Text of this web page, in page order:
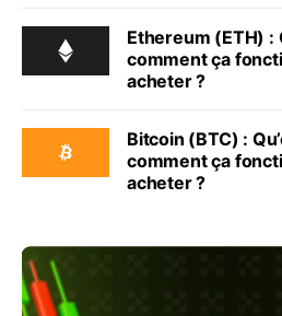
Ethereum (ETH) :
comment ça
acheter ?
Bitcoin (BTC) :
comment ça
acheter ?